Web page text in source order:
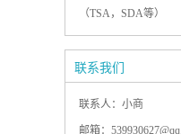
（TSA，SDA等）
联系我们
联系人：小商
邮箱：